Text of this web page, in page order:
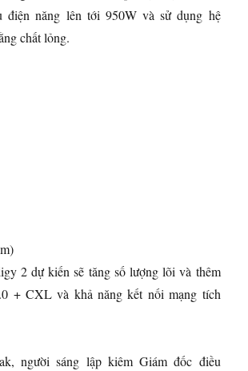
điện năng lên tới 950W và sử dụng hệ
chất lỏng.
2 dự kiến ​​sẽ tăng số lượng lõi và thêm
+ CXL và khả năng kết nối mạng tích
người sáng lập kiêm Giám đốc điều